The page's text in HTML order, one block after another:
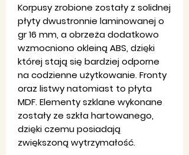
Korpusy zrobione zostały z solidnej
płyty dwustronnie laminowanej o
gr 16 mm, a obrzeża dodatkowo
wzmocniono okleiną ABS, dzięki
której stają się bardziej odporne
na codzienne użytkowanie. Fronty
oraz listwy natomiast to płyta
MDF. Elementy szklane wykonane
zostały ze szkła hartowanego,
dzięki czemu posiadają
zwiększoną wytrzymałość.